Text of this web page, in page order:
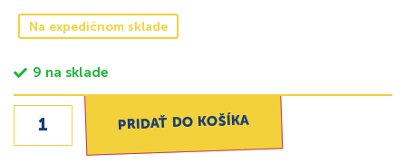
Na expedičnom sklade
9 na sklade
PRIDAŤ DO KOŠÍKA